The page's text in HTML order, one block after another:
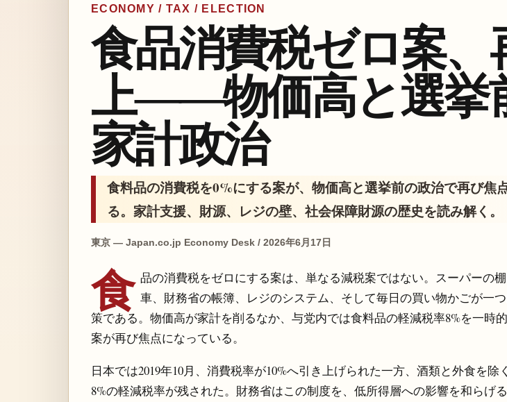
ECONOMY / TAX / ELECTION
食品消費税ゼロ案、
上――物価高と選挙
家計政治
食料品の消費税を0%にする案が、物価高と選挙前の政治で再び焦
る。家計支援、財源、レジの壁、社会保障財源の歴史を読み解く。
東京 — Japan.co.jp Economy Desk / 2026年6月17日
食 品の消費税をゼロにする案は、単なる減税案ではない。スーパーの
車、財務省の帳簿、レジのシステム、そして毎日の買い物かごが一
策である。物価高が家計を削るなか、与党内では食料品の軽減税率8%を一時
案が再び焦点になっている。
日本では2019年10月、消費税率が10%へ引き上げられた一方、酒類と外食を除
8%の軽減税率が残された。財務省はこの制度を、低所得層への影響を和らげ